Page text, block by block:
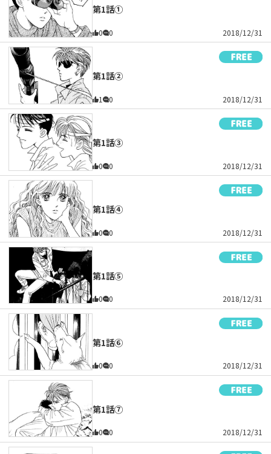
第1話①
0 0 2018/12/31
第1話②
1 0 2018/12/31
第1話③
0 0 2018/12/31
第1話④
0 0 2018/12/31
第1話⑤
0 0 2018/12/31
第1話⑥
0 0 2018/12/31
第1話⑦
0 0 2018/12/31